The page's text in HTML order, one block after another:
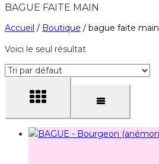
BAGUE FAITE MAIN
Accueil / Boutique / bague faite main
Voici le seul résultat